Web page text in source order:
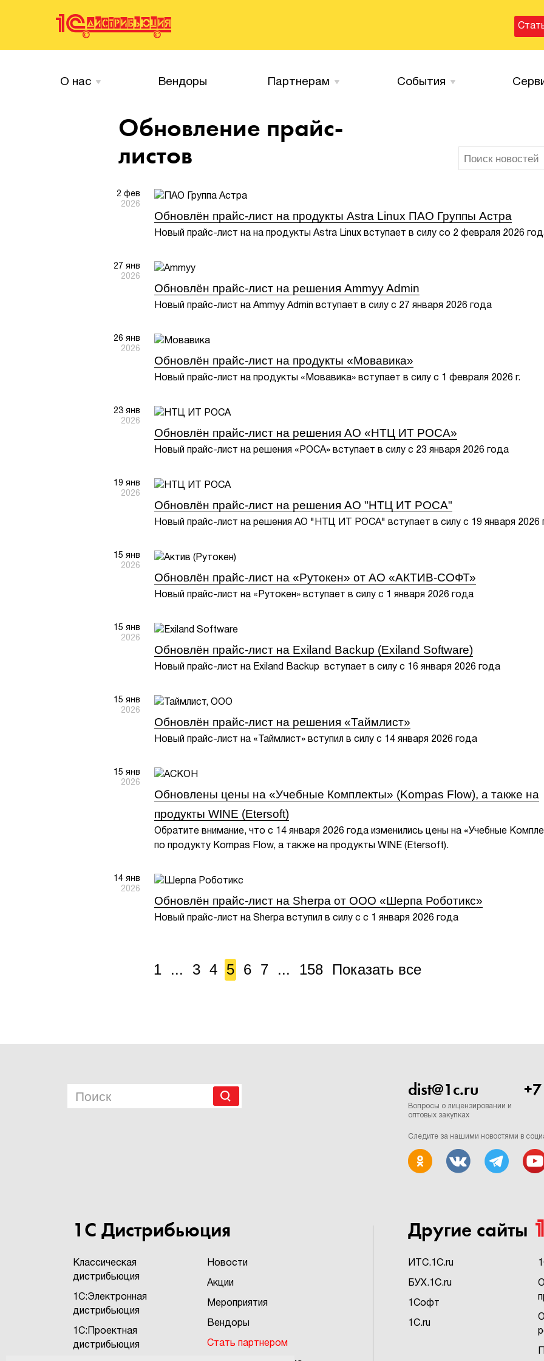
О нас Вендоры Партнерам События
Обновление прайс-
листов
2 фев
2026
Обновлён прайс-лист на продукты Astra Linux ПАО Группы Астра
Новый прайс-лист на на продукты Astra Linux вступает в силу со 2 февраля 2026
27 янв
2026
Обновлён прайс-лист на решения Ammyy Admin
Новый прайс-лист на Ammyy Admin вступает в силу с 27 января 2026 года
26 янв
2026
Обновлён прайс-лист на продукты «Мовавика»
Новый прайс-лист на продукты «Мовавика» вступает в силу с 1 февраля 2026 г.
23 янв
2026
Обновлён прайс-лист на решения АО «НТЦ ИТ РОСА»
Новый прайс-лист на решения «РОСА» вступает в силу с 23 января 2026 года
19 янв
2026
Обновлён прайс-лист на решения АО "НТЦ ИТ РОСА"
Новый прайс-лист на решения АО "НТЦ ИТ РОСА" вступает в силу с 19 января 2026
15 янв
2026
Обновлён прайс-лист на «Рутокен» от АО «АКТИВ-СОФТ»
Новый прайс-лист на «Рутокен» вступает в силу с 1 января 2026 года
15 янв
2026
Обновлён прайс-лист на Exiland Backup (Exiland Software)
Новый прайс-лист на Exiland Backup вступает в силу с 16 января 2026 года
15 янв
2026
Обновлён прайс-лист на решения «Таймлист»
Новый прайс-лист на «Таймлист» вступил в силу с 14 января 2026 года
15 янв
2026
Обновлены цены на «Учебные Комплекты» (Kompas Flow), а также на
продукты WINE (Etersoft)
Обратите внимание, что с 14 января 2026 года изменились цены на «Учебные
по продукту Kompas Flow, а также на продукты WINE (Etersoft).
14 янв
2026
Обновлён прайс-лист на Sherpa от ООО «Шерпа Роботикс»
Новый прайс-лист на Sherpa вступил в силу с с 1 января 2026 года
1 ... 3 4 5 6 7 ... 158 Показать все
dist@1c.ru
Вопросы о лицензировании и
оптовых закупках
Следите за нашими новостями в
1С Дистрибьюция
Классическая
дистрибьюция
1С:Электронная
дистрибьюция
1С:Проектная
дистрибьюция
Новости
Акции
Мероприятия
Вендоры
Стать партнером
Другие сайты
ИTC.1C.ru
БУХ.1C.ru
1Софт
1C.ru